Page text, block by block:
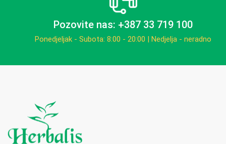
Pozovite nas: +387 33 719 100
Ponedjeljak - Subota: 8:00 - 20:00 | Nedjelja - neradno